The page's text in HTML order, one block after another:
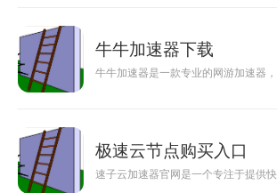
牛牛加速器下载
牛牛加速器是一款专业的网游加速器
极速云节点购买入口
速子云加速器官网是一个专注于提供